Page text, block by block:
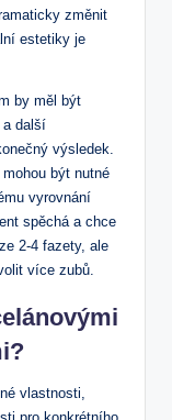
změnit
estetiky je
by měl být
a další
výsledek.
být nutné
vyrovnání
spěchá a chce
2-4 fazety, ale
více zubů.
vlastnosti,